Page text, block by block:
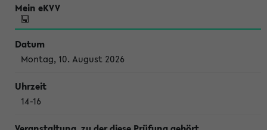
Montag, 10. August 2026
14-16